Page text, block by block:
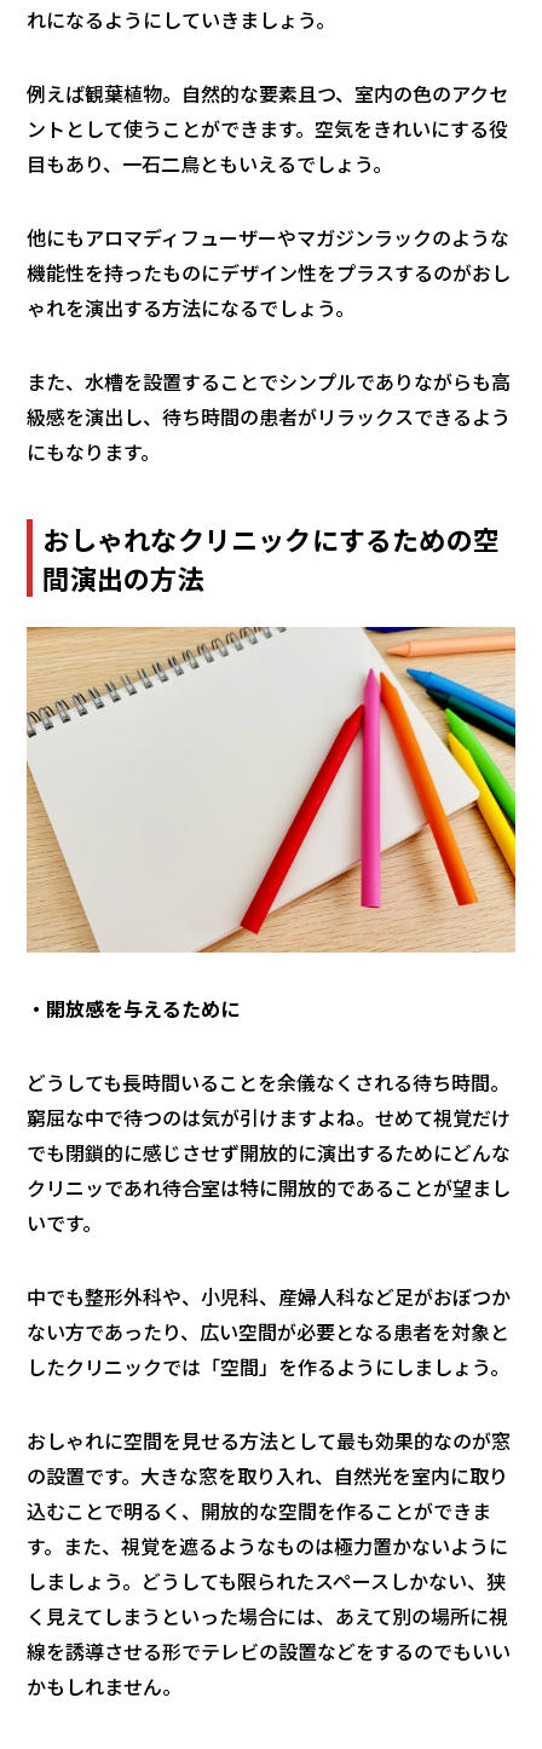
れになるようにしていきましょう。
例えば観葉植物。自然的な要素且つ、室内の色のアクセ
ントとして使うことができます。空気をきれいにする役
目もあり、一石二鳥ともいえるでしょう。
他にもアロマディフューザーやマガジンラックのような
機能性を持ったものにデザイン性をプラスするのがおし
ゃれを演出する方法になるでしょう。
また、水槽を設置することでシンプルでありながらも高
級感を演出し、待ち時間の患者がリラックスできるよう
にもなります。
おしゃれなクリニックにするための空
間演出の方法
・開放感を与えるために
どうしても長時間いることを余儀なくされる待ち時間。
窮屈な中で待つのは気が引けますよね。せめて視覚だけ
でも閉鎖的に感じさせず開放的に演出するためにどんな
クリニッであれ待合室は特に開放的であることが望まし
いです。
中でも整形外科や、小児科、産婦人科など足がおぼつか
ない方であったり、広い空間が必要となる患者を対象と
したクリニックでは「空間」を作るようにしましょう。
おしゃれに空間を見せる方法として最も効果的なのが窓
の設置です。大きな窓を取り入れ、自然光を室内に取り
込むことで明るく、開放的な空間を作ることができま
す。また、視覚を遮るようなものは極力置かないように
しましょう。どうしても限られたスペースしかない、狭
く見えてしまうといった場合には、あえて別の場所に視
線を誘導させる形でテレビの設置などをするのでもいい
かもしれません。